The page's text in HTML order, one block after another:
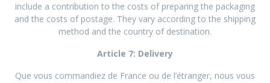
include a contribution to the costs of preparing the packaging
and the costs of postage. They vary according to the shipping
method and the country of destination.
Article 7: Delivery
Que vous commandiez de France ou de l’étranger, nous vous